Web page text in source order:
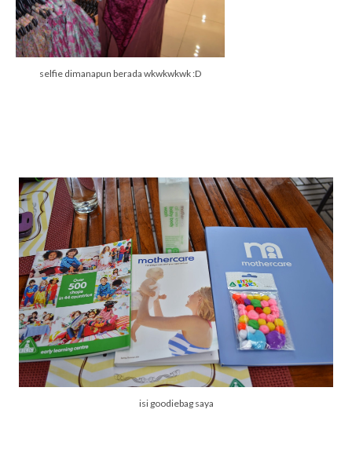
selfie dimanapun berada wkwkwkwk :D
isi goodiebag saya